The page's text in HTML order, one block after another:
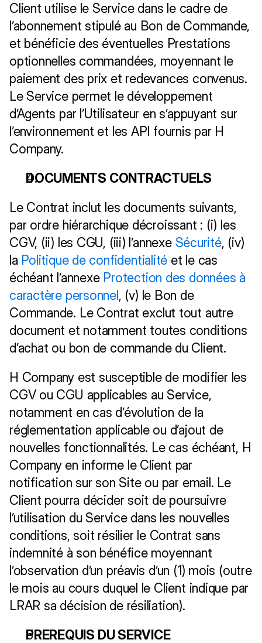
Client utilise le Service dans le cadre de
l’abonnement stipulé au Bon de Commande,
et bénéficie des éventuelles Prestations
optionnelles commandées, moyennant le
paiement des prix et redevances convenus.
Le Service permet le développement
d’Agents par l’Utilisateur en s’appuyant sur
l’environnement et les API fournis par H
Company.
DOCUMENTS CONTRACTUELS
Le Contrat inclut les documents suivants,
par ordre hiérarchique décroissant : (i) les
CGV, (ii) les CGU, (iii) l’annexe Sécurité, (iv)
la Politique de confidentialité et le cas
échéant l’annexe Protection des données à
caractère personnel, (v) le Bon de
Commande. Le Contrat exclut tout autre
document et notamment toutes conditions
d’achat ou bon de commande du Client.
H Company est susceptible de modifier les
CGV ou CGU applicables au Service,
notamment en cas d’évolution de la
réglementation applicable ou d’ajout de
nouvelles fonctionnalités. Le cas échéant, H
Company en informe le Client par
notification sur son Site ou par email. Le
Client pourra décider soit de poursuivre
l’utilisation du Service dans les nouvelles
conditions, soit résilier le Contrat sans
indemnité à son bénéfice moyennant
l’observation d’un préavis d’un (1) mois (outre
le mois au cours duquel le Client indique par
LRAR sa décision de résiliation).
PREREQUIS DU SERVICE